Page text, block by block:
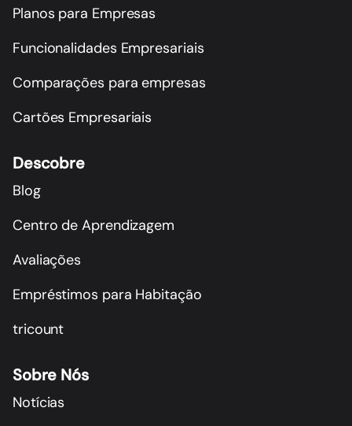
Planos para Empresas
Funcionalidades Empresariais
Comparações para empresas
Cartões Empresariais
Descobre
Blog
Centro de Aprendizagem
Avaliações
Empréstimos para Habitação
tricount
Sobre Nós
Notícias